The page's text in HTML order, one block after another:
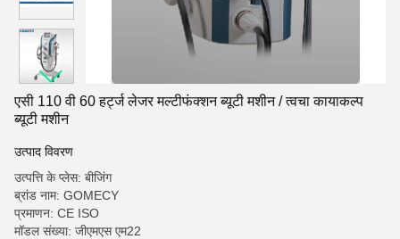
एसी 110 वी 60 हर्ट्ज लेजर मल्टीफंक्शन ब्यूटी मशीन / त्वचा कायाकल्प
ब्यूटी मशीन
उत्पाद विवरण
उत्पत्ति के प्लेस: बीजिंग
ब्रांड नाम: GOMECY
प्रमाणन: CE ISO
मॉडल संख्या: जीएमएस एम22